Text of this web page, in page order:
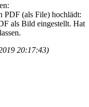
PDF (als File) hochlädt:
als Bild eingestellt. Hat
20:17:43)